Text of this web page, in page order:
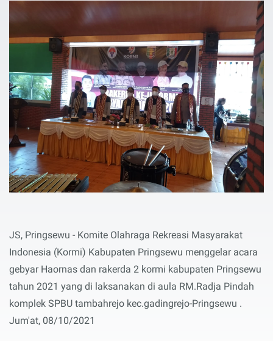
JS, Pringsewu - Komite Olahraga Rekreasi Masyarakat
Indonesia (Kormi) Kabupaten Pringsewu menggelar acara
gebyar Haornas dan rakerda 2 kormi kabupaten Pringsewu
tahun 2021 yang di laksanakan di aula RM.Radja Pindah
komplek SPBU tambahrejo kec.gadingrejo-Pringsewu .
Jum'at, 08/10/2021